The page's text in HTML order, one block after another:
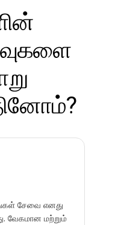
சேவை எனது
வேகமான மற்றும்